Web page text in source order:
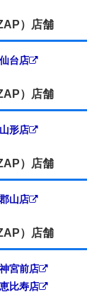
）店舗
台店
）店舗
形店
）店舗
山店
）店舗
宮前店
比寿店